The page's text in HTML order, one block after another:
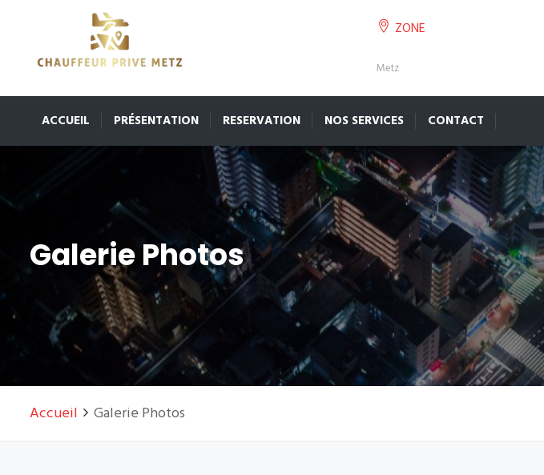
ZONE
Metz
ACCUEIL PRÉSENTATION RESERVATION NOS SERVICES CONTACT
Galerie Photos
Accueil Galerie Photos